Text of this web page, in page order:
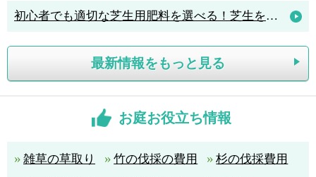
初心者でも適切な芝生用肥料を選べる！芝生を元気に育てる肥料の知識
最新情報をもっと見る
お庭お役立ち情報
雑草の草取り 竹の伐採の費用
杉の伐採費用